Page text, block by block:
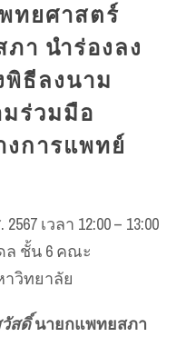
พทยศาสตร์
า นำร่องลง
ธีลงนาม
ร่วมมือ
งการแพทย์
เวลา 12:00 – 13:00
ล ชั้น 6 คณะ
วิทยาลัย
สดิ์นายกแพทยสภา